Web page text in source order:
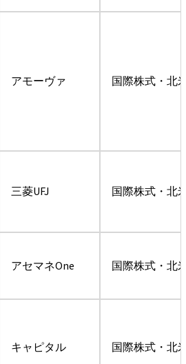
アモーヴァ 国際株式・北
三菱UFJ 国際株式・北
アセマネOne 国際株式・北
キャピタル 国際株式・北